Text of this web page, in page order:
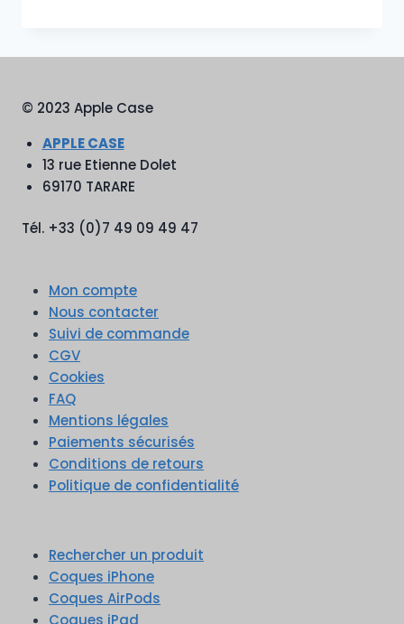
© 2023 Apple Case
APPLE CASE
13 rue Etienne Dolet
69170 TARARE
Tél. +33 (0)7 49 09 49 47
Mon compte
Nous contacter
Suivi de commande
CGV
Cookies
FAQ
Mentions légales
Paiements sécurisés
Conditions de retours
Politique de confidentialité
Rechercher un produit
Coques iPhone
Coques AirPods
Coques iPad